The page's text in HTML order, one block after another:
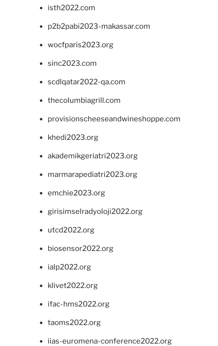
isth2022.com
p2b2pabi2023-makassar.com
wocfparis2023.org
sinc2023.com
scdlqatar2022-qa.com
thecolumbiagrill.com
provisionscheeseandwineshoppe.com
khedi2023.org
akademikgeriatri2023.org
marmarapediatri2023.org
emchie2023.org
girisimselradyoloji2022.org
utcd2022.org
biosensor2022.org
ialp2022.org
klivet2022.org
ifac-hms2022.org
taoms2022.org
iias-euromena-conference2022.org